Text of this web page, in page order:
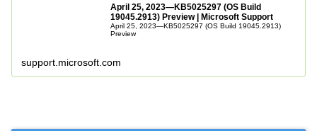
April 25, 2023—KB5025297 (OS Build
19045.2913) Preview | Microsoft Support
April 25, 2023—KB5025297 (OS Build 19045.2913)
Preview
support.microsoft.com